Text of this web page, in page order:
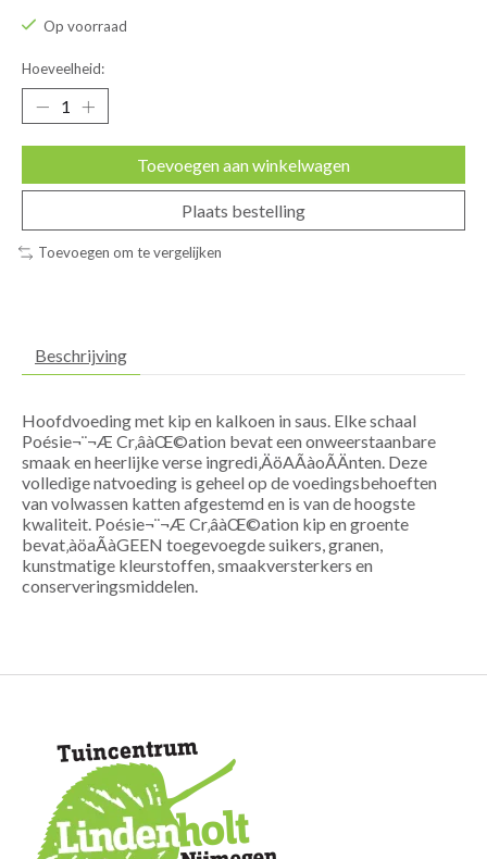
Op voorraad
Hoeveelheid:
Toevoegen aan winkelwagen
Plaats bestelling
Toevoegen om te vergelijken
Beschrijving
Hoofdvoeding met kip en kalkoen in saus. Elke schaal
Poésie¬¨¬Æ Cr‚âàŒ©ation bevat een onweerstaanbare
smaak en heerlijke verse ingredi‚ÄöAÃàoÃÄnten. Deze
volledige natvoeding is geheel op de voedingsbehoeften
van volwassen katten afgestemd en is van de hoogste
kwaliteit. Poésie¬¨¬Æ Cr‚âàŒ©ation kip en groente
bevat‚àöaÃàGEEN toegevoegde suikers, granen,
kunstmatige kleurstoffen, smaakversterkers en
conserveringsmiddelen.